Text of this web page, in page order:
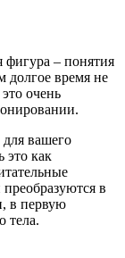
фигура – понятия
долгое время не
очень
для вашего
это как
в
в первую
тела.